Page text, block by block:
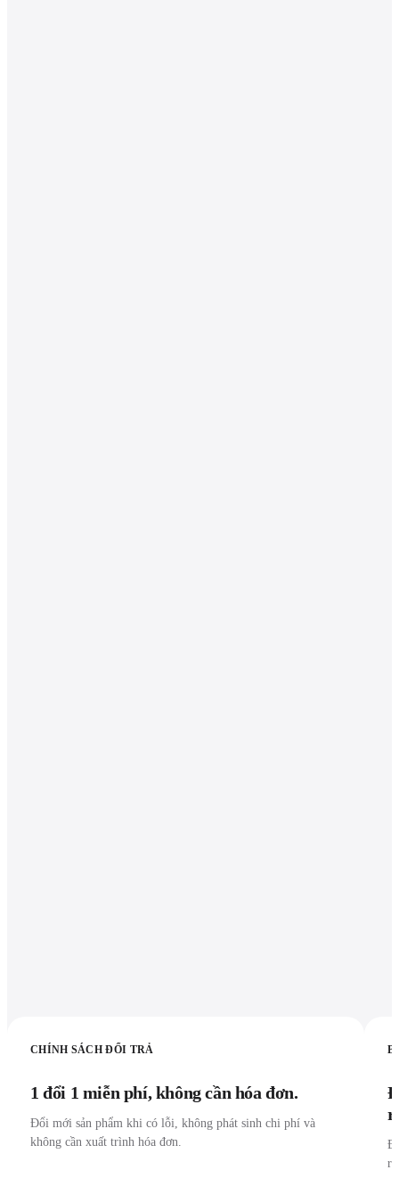
CHÍNH SÁCH ĐỔI TRẢ
1 đổi 1 miễn phí, không cần hóa đơn.
Đổi mới sản phẩm khi có lỗi, không phát sinh chi phí và
không cần xuất trình hóa đơn.